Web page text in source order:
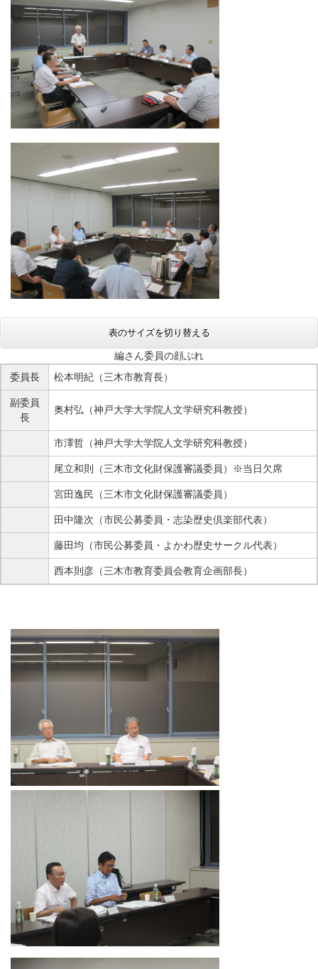
表のサイズを切り替える
編さん委員の顔ぶれ
委員長
松本明紀（三木市教育長）
副委員
長
奥村弘（神戸大学大学院人文学研究科教授）
市澤哲（神戸大学大学院人文学研究科教授）
尾立和則（三木市文化財保護審議委員）※当日欠席
宮田逸民（三木市文化財保護審議委員）
田中隆次（市民公募委員・志染歴史倶楽部代表）
藤田均（市民公募委員・よかわ歴史サークル代表）
西本則彦（三木市教育委員会教育企画部長）